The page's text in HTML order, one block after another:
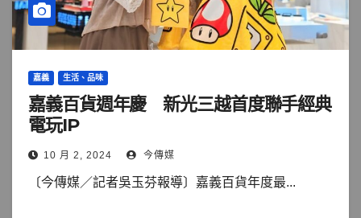
嘉義 生活、品味
嘉義百貨週年慶 新光三越首度聯手經典
電玩IP
10 月 2, 2024 今傳媒
〔今傳媒／記者吳玉芬報導〕嘉義百貨年度最...